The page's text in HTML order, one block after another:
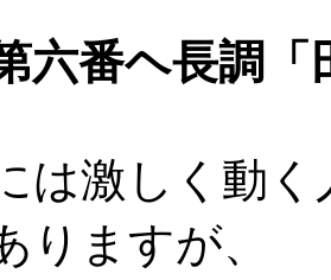
六番ヘ長調「
は激しく動
りますが、